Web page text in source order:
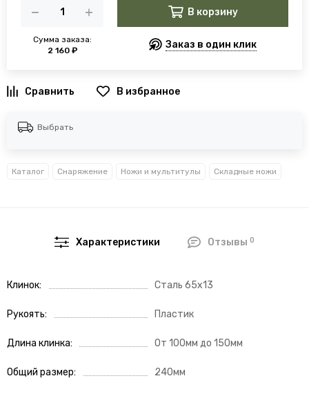
Сумма заказа:
2 160 ₽
В корзину
Заказ в один клик
В избранное
Выбрать
Каталог Снаряжение Ножи и мультитулы Складные ножи
Характеристики Отзывы 0
Клинок Сталь 65х13
Рукоять Пластик
Длина клинка От 100мм до 150мм
Общий размер 240мм